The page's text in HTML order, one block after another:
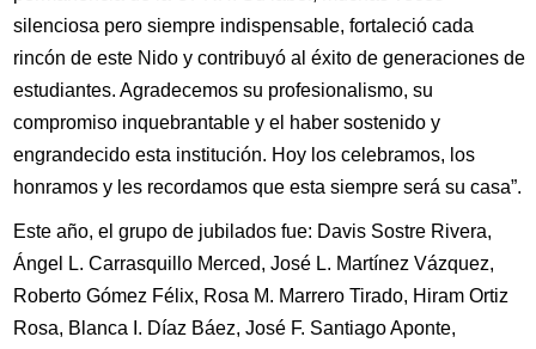
silenciosa pero siempre indispensable, fortaleció cada
rincón de este Nido y contribuyó al éxito de generaciones de
estudiantes. Agradecemos su profesionalismo, su
compromiso inquebrantable y el haber sostenido y
engrandecido esta institución. Hoy los celebramos, los
honramos y les recordamos que esta siempre será su casa”.
Este año, el grupo de jubilados fue: Davis Sostre Rivera,
Ángel L. Carrasquillo Merced, José L. Martínez Vázquez,
Roberto Gómez Félix, Rosa M. Marrero Tirado, Hiram Ortiz
Rosa, Blanca I. Díaz Báez, José F. Santiago Aponte,